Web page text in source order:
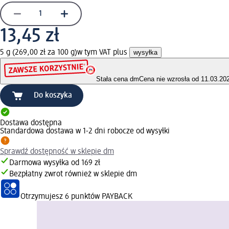
13,45 zł
5 g (269,00 zł za 100 g)w tym VAT plus wysyłka
Stała cena dmCena nie wzrosła od
Do koszyka
Dostawa dostępna
Standardowa dostawa w 1-2 dni robocze od wysyłki
Sprawdź dostępność w sklepie dm
Darmowa wysyłka od 169 zł
Bezpłatny zwrot również w sklepie dm
Otrzymujesz 6 punktów PAYBACK